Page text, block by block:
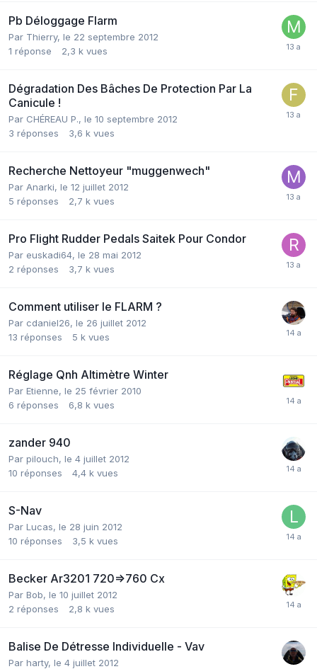
Pb Déloggage Flarm
Par Thierry, le 22 septembre 2012
1 réponse 2,3 k vues
Dégradation Des Bâches De Protection Par La
Canicule !
Par CHÉREAU P., le 10 septembre 2012
3 réponses 3,6 k vues
Recherche Nettoyeur "muggenwech"
Par Anarki, le 12 juillet 2012
5 réponses 2,7 k vues
Pro Flight Rudder Pedals Saitek Pour Condor
Par euskadi64, le 28 mai 2012
2 réponses 3,7 k vues
Comment utiliser le FLARM ?
Par cdaniel26, le 26 juillet 2012
13 réponses 5 k vues
Réglage Qnh Altimètre Winter
Par Etienne, le 25 février 2010
6 réponses 6,8 k vues
zander 940
Par pilouch, le 4 juillet 2012
10 réponses 4,4 k vues
S-Nav
Par Lucas, le 28 juin 2012
10 réponses 3,5 k vues
Becker Ar3201 720=>760 Cx
Par Bob, le 10 juillet 2012
2 réponses 2,8 k vues
Balise De Détresse Individuelle - Vav
Par harty, le 4 juillet 2012